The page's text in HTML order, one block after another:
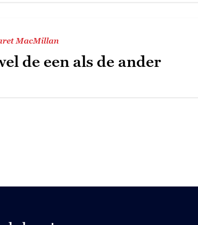
MacMillan
de een als de ander